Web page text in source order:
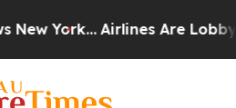
York... Airlines Are